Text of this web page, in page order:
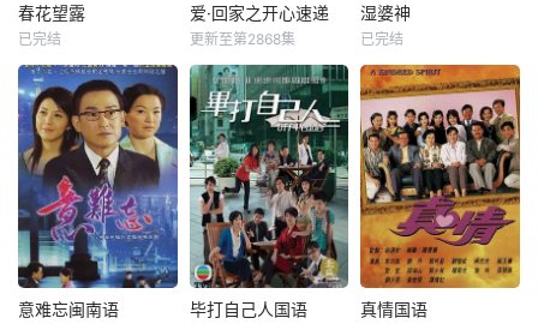
春花望露
已完结
爱·回家之开心速递
更新至第2868集
湿婆神
已完结
意难忘闽南语 毕打自己人国语 真情国语